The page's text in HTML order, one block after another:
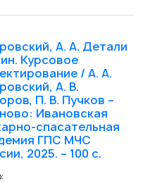
А. А. Детали
Курсовое
/ А. А.
А. В.
П. В. Пучков –
Ивановская
спасательная
ГПС МЧС
2025. – 100 с.